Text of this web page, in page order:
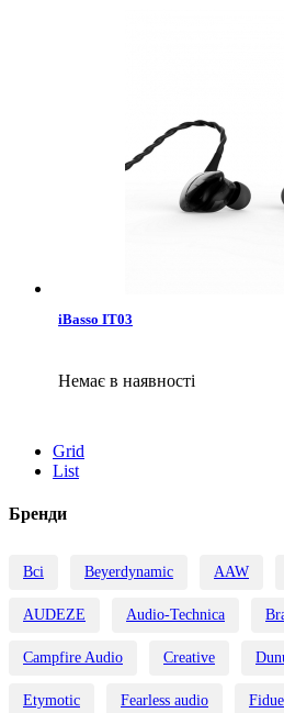
iBasso IT03
Немає в наявності
Grid
List
Бренди
Всі Beyerdynamic AAW
AUDEZE Audio-Technica
Campfire Audio Creative
Etymotic Fearless audio Fidue